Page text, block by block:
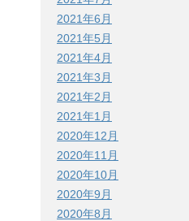
2021年6月
2021年5月
2021年4月
2021年3月
2021年2月
2021年1月
2020年12月
2020年11月
2020年10月
2020年9月
2020年8月